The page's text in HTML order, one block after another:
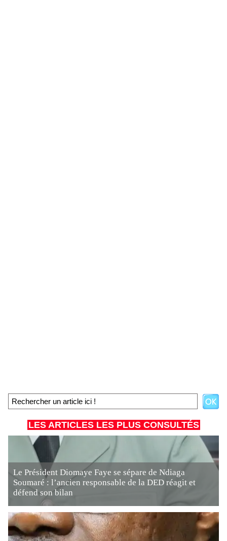
LES ARTICLES LES PLUS CONSULTÉS
Le Président Diomaye Faye se sépare de Ndiaga
Soumaré : l’ancien responsable de la DED réagit et
défend son bilan